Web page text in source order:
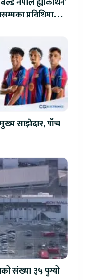
नेपाल ह्याकाथन’
प्रविधिमा
मुख्य साझेदार, पाँच
संख्या ३५ पुग्यो